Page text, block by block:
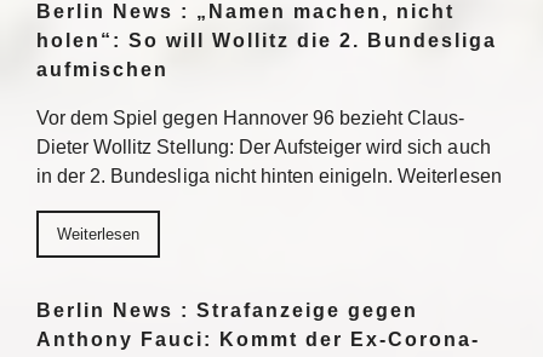
Berlin News : „Namen machen, nicht
holen“: So will Wollitz die 2. Bundesliga
aufmischen
Vor dem Spiel gegen Hannover 96 bezieht Claus-
Dieter Wollitz Stellung: Der Aufsteiger wird sich auch
in der 2. Bundesliga nicht hinten einigeln. Weiterlesen
Weiterlesen
Berlin News : Strafanzeige gegen
Anthony Fauci: Kommt der Ex-Corona-